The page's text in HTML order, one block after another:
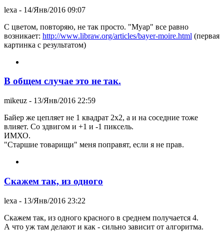
lexa - 14/Янв/2016 09:07
C цветом, повторяю, не так просто. "Муар" все равно
возникает: http://www.libraw.org/articles/bayer-moire.html (первая
картинка с результатом)
В общем случае это не так.
mikeuz - 13/Янв/2016 22:59
Байер же цепляет не 1 квадрат 2х2, а и на соседние тоже
влияет. Со здвигом и +1 и -1 пиксель.
ИМХО.
"Старшие товарищи" меня поправят, если я не прав.
Скажем так, из одного
lexa - 13/Янв/2016 23:22
Скажем так, из одного красного в среднем получается 4.
А что уж там делают и как - сильно зависит от алгоритма.